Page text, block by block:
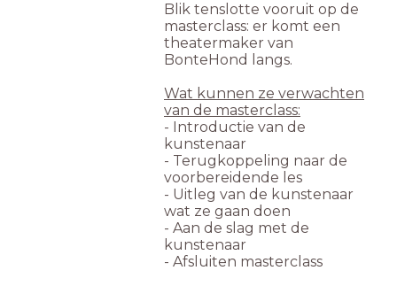
Blik tenslotte vooruit op de
masterclass: er komt een
theatermaker van
BonteHond langs.
Wat kunnen ze verwachten
van de masterclass:
- Introductie van de
kunstenaar
- Terugkoppeling naar de
voorbereidende les
- Uitleg van de kunstenaar
wat ze gaan doen
- Aan de slag met de
kunstenaar
- Afsluiten masterclass